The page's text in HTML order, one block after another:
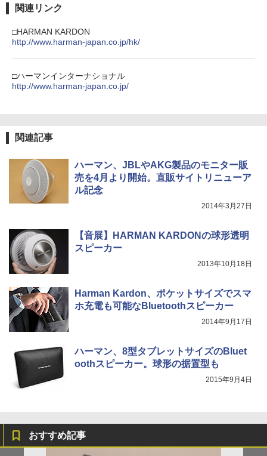
関連リンク
□HARMAN KARDON
http://www.harman-japan.co.jp/hk/
□ハーマンインターナショナル
http://www.harman-japan.co.jp/
関連記事
ハーマン、JBLやAKG製品のモニター販
売を4月より開始。直販サイトリニューア
ル記念
2014年3月27日
【音展】HARMAN KARDONの球形透明
スピーカー
2013年10月18日
Harman Kardon、ポケットサイズでスマ
ホ充電も可能なBluetoothスピーカー
2014年9月17日
ハーマン、8型タブレットサイズのBluet
oothスピーカー。球形の据置型も
2015年9月4日
おすすめ記事